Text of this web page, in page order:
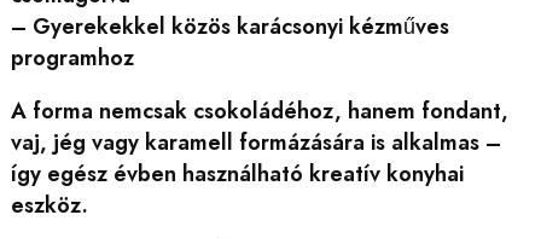
– Gyerekekkel közös karácsonyi kézműves
programhoz
A forma nemcsak csokoládéhoz, hanem fondant,
vaj, jég vagy karamell formázására is alkalmas –
így egész évben használható kreatív konyhai
eszköz.